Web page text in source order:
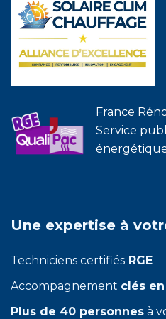
France
Service
Une expertise à
Techniciens certifiés RGE
Accompagnement clés
Plus de 40 personnes à